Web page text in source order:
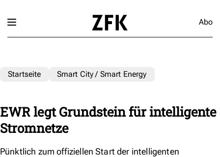
Abo
Startseite Smart City / Smart Energy
EWR legt Grundstein für intelligente
Stromnetze
Pünktlich zum offiziellen Start der intelligenten